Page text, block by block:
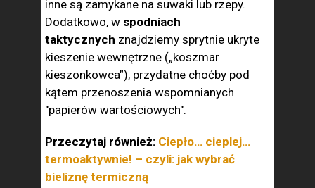
inne są zamykane na suwaki lub rzepy.
Dodatkowo, w spodniach
taktycznych znajdziemy sprytnie ukryte
kieszenie wewnętrzne („koszmar
kieszonkowca”), przydatne choćby pod
kątem przenoszenia wspomnianych
"papierów wartościowych".
Przeczytaj również: Ciepło… cieplej…
termoaktywnie! – czyli: jak wybrać
bieliznę termiczną